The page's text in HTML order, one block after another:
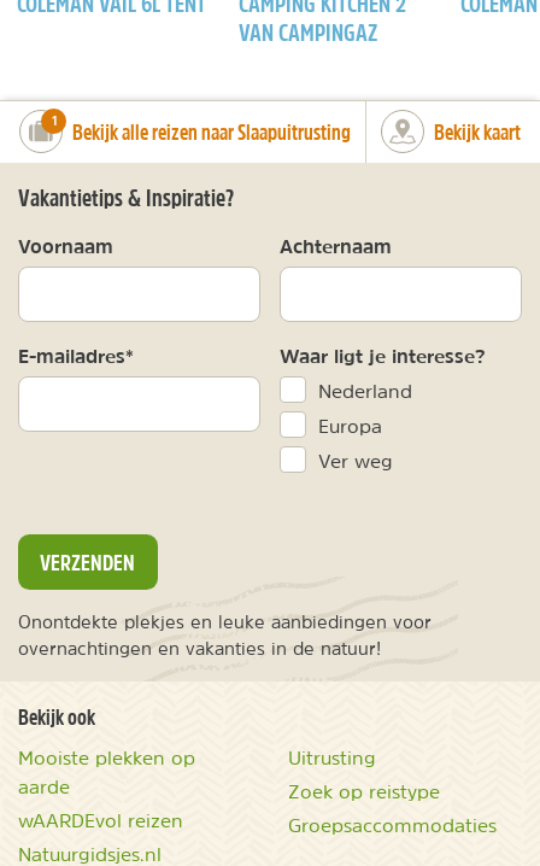
VAN CAMPINGAZ
number_of_trips:
1 Bekijk alle reizen naar Slaapuitrusting Bekijk kaart
Vakantietips & Inspiratie?
Voornaam Achternaam
E-mailadres* Waar ligt je interesse?
Nederland
Europa
Ver weg
VERZENDEN
Onontdekte plekjes en leuke aanbiedingen voor
overnachtingen en vakanties in de natuur!
Bekijk ook
Mooiste plekken op
aarde
wAARDEvol reizen
Natuurgidsjes.nl
Uitrusting
Zoek op reistype
Groepsaccommodaties